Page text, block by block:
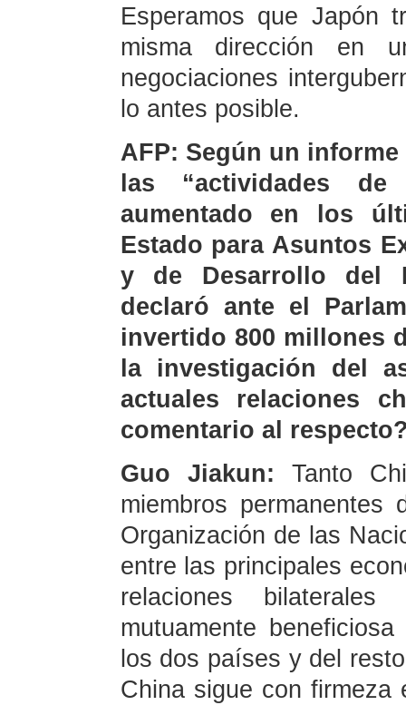
Esperamos que Japón
misma dirección en
negociaciones
lo antes posible.
AFP: Según un
las “actividades
aumentado en los
Estado para Asuntos
y de Desarrollo del
declaró ante el
invertido 800 millones
la investigación del
actuales relaciones
comentario al
Guo Jiakun: Tanto
miembros
Organización de las
entre las principales
relaciones
mutuamente
los dos países y del
China sigue con firmeza